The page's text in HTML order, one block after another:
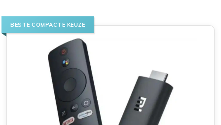
BESTE COMPACTE KEUZE